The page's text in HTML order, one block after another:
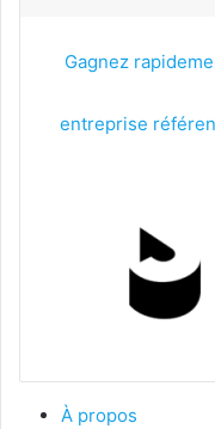
Gagnez
entreprise
À propos